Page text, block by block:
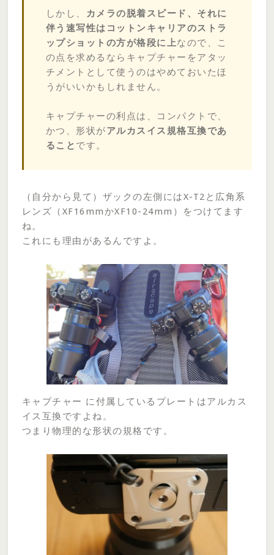
しかし、 カメラの脱着スピード、それに
伴う速写性はコットンキャリアのストラ
ップショットの方が格段に上なので、こ
の点を求めるならキャプチャーをアタッ
チメントとして使うのはやめておいたほ
うがいいかもしれません。
キャプチャーの利点は、コンパクトで、
かつ、形状がアルカスイス規格互換であ
ること です。
（自分から見て）ザックの左側にはX-T2と広角系
レンズ（XF16mmかXF10-24mm）をつけてます
ね。
これにも理由があるんですよ。
キャプチャー に付属しているプレートはアルカス
イス互換ですよね。
つまり物理的な形状の規格です。